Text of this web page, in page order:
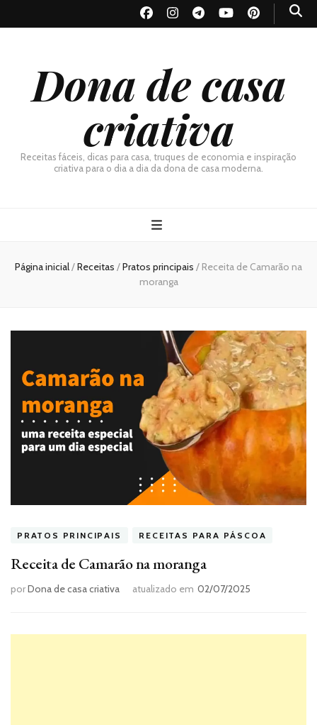
Dona de casa
criativa
Receitas fáceis, dicas para casa, truques de economia e inspiração
criativa para o dia a dia da dona de casa moderna.
Página inicial/Receitas /Pratos principais / Receita de Camarão na
moranga
PRATOS PRINCIPAIS RECEITAS PARA PÁSCOA
Receita de Camarão na moranga
porDona de casa criativa atualizado em 02/07/2025